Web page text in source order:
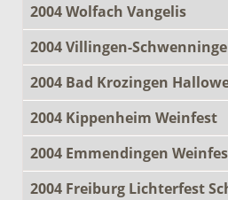
2004 Wolfach Vangelis
2004 Villingen-
2004 Bad Krozingen
2004 Kippenheim Weinfest
2004 Emmendingen
2004 Freiburg Lichterfest